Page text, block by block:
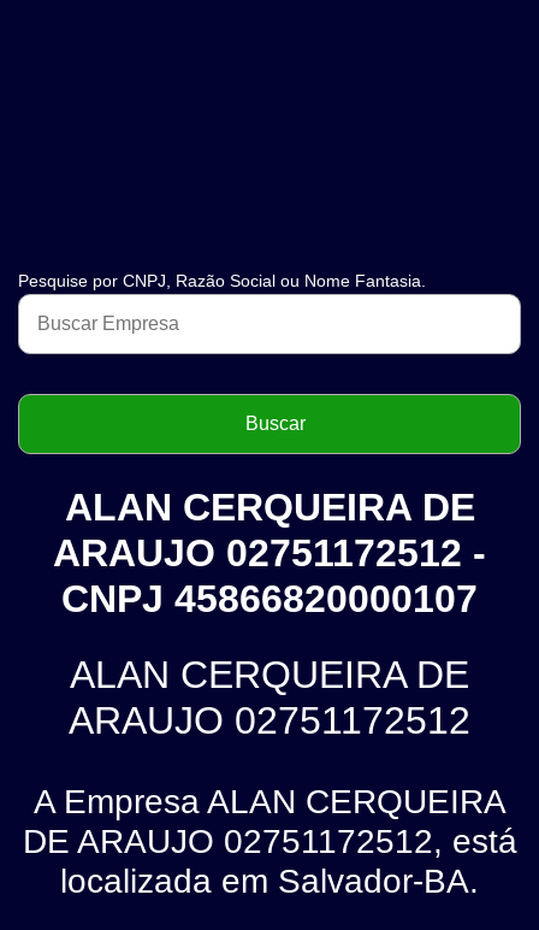
Pesquise por CNPJ, Razão Social ou Nome Fantasia.
ALAN CERQUEIRA DE
ARAUJO 02751172512 -
CNPJ 45866820000107
ALAN CERQUEIRA DE
ARAUJO 02751172512
A Empresa ALAN CERQUEIRA
DE ARAUJO 02751172512, está
localizada em Salvador-BA.